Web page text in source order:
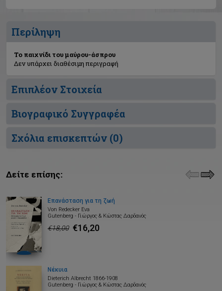
Περίληψη
Το παιχνίδι του μαύρου-άσπρου
Δεν υπάρχει διαθέσιμη περιγραφή
Επιπλέον Στοιχεία
Βιογραφικό Συγγραφέα
Σχόλια επισκεπτών (0)
Δείτε επίσης:
Επανάσταση για τη ζωή
Von Redecker Eva
Gutenberg - Γιώργος & Κώστας Δαρδανός
€18,00 €16,20
Νέκυια
Dieterich Albrecht 1866-1908
Gutenberg - Γιώργος & Κώστας Δαρδανός